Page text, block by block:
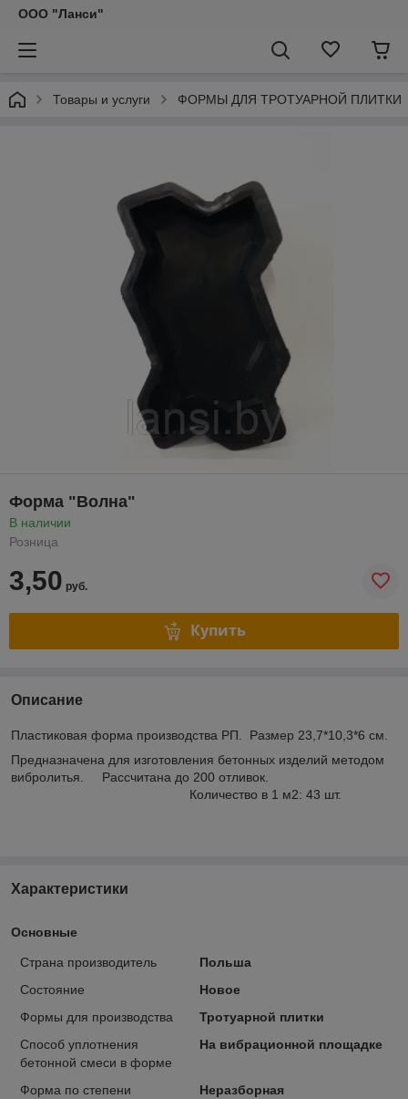
ООО "Ланси"
Товары и услуги ФОРМЫ ДЛЯ ТРОТУАРНОЙ ПЛИТКИ
Форма "Волна"
В наличии
Розница
3,50 руб.
Купить
Описание
Пластиковая форма производства РП. Размер 23,7*10,3*6 см.
Предназначена для изготовления бетонных изделий методом
вибролитья. Рассчитана до 200 отливок.
Количество в 1 м2: 43 шт.
Характеристики
Основные
Страна производитель
Польша
Состояние
Новое
Формы для производства
Тротуарной плитки
Способ уплотнения
бетонной смеси в форме
На вибрационной площадке
Форма по степени
Неразборная